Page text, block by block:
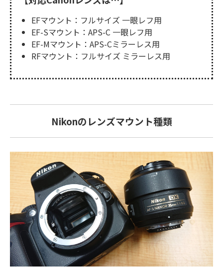
EFマウント：フルサイズ 一眼レフ用
EF-Sマウント：APS-C 一眼レフ用
EF-Mマウント：APS-Cミラーレス用
RFマウント：フルサイズ ミラーレス用
Nikonのレンズマウント種類